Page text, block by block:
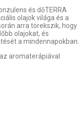
és dōTERRA
olajok világa és a
arra törekszik, hogy
olajokat, és
a mindennapokban.
aromaterápiával